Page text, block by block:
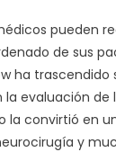
pueden
de sus
ha trascendido
la evaluación de
la convirtió en
y